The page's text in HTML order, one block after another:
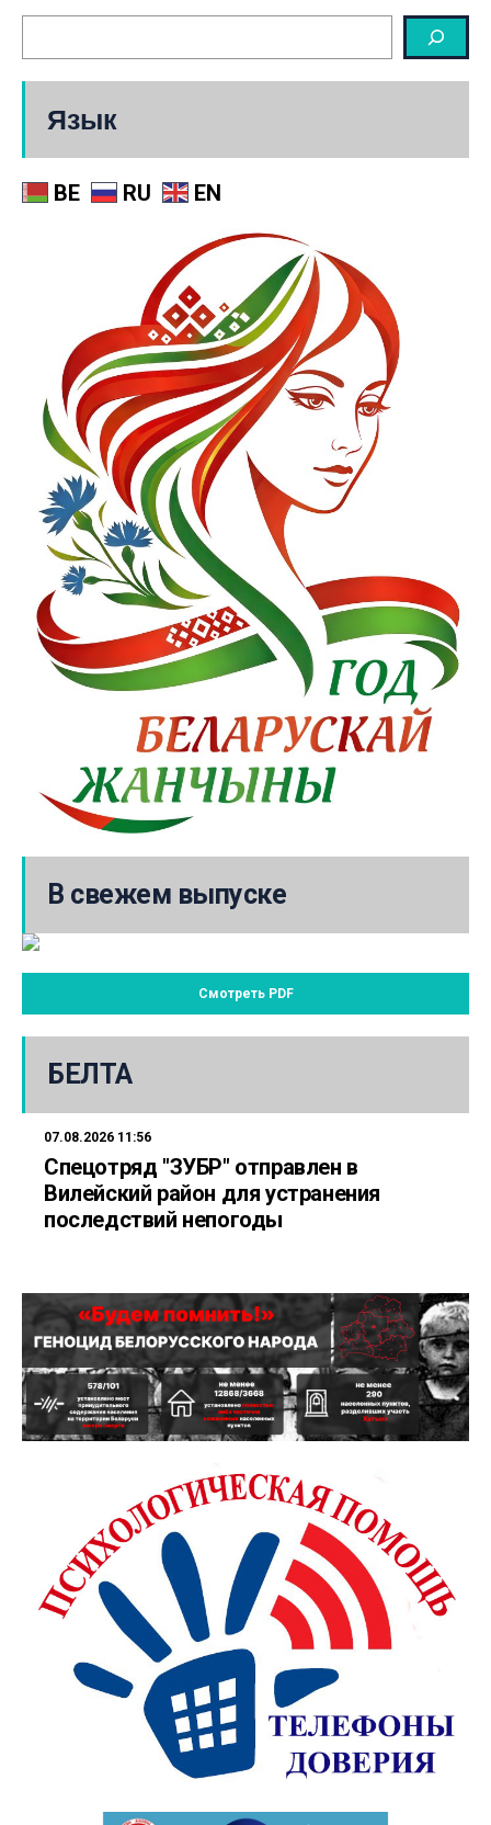
Язык
BE RU EN
В свежем выпуске
Смотреть PDF
БЕЛТА
07.08.2026 11:56
Спецотряд "ЗУБР" отправлен в
Вилейский район для устранения
последствий непогоды